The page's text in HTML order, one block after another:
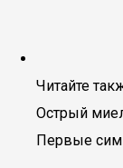
Читайте
Острый
Первые